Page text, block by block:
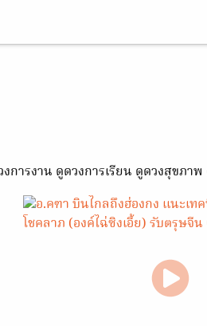
การงาน ดูดวงการเรียน ดูดวงสุขภาพ